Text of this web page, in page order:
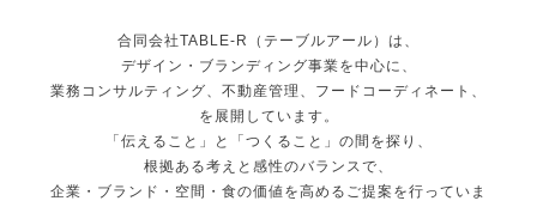
合同会社TABLE-R（テーブルアール）は、
デザイン・ブランディング事業を中心に、
業務コンサルティング、不動産管理、フードコーディネート、
を展開しています。
「伝えること」と「つくること」の間を探り、
根拠ある考えと感性のバランスで、
企業・ブランド・空間・食の価値を高めるご提案を行っていま